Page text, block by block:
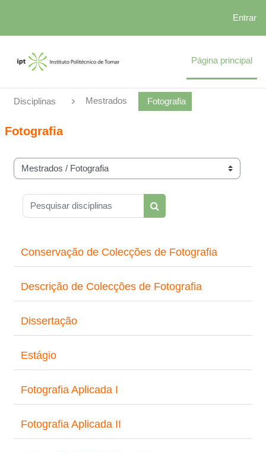
Entrar
Página principal
Disciplinas Mestrados Fotografia
Fotografia
Categorias de disciplinas
Pesquisar disciplinas
Pesquisar disciplinas
Conservação de Colecções de Fotografia
Descrição de Colecções de Fotografia
Dissertação
Estágio
Fotografia Aplicada I
Fotografia Aplicada II